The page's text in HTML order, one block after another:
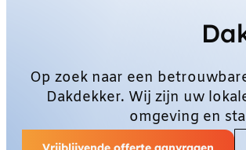
Op zoek naar een
Dakdekker. Wij zijn uw
omgeving en